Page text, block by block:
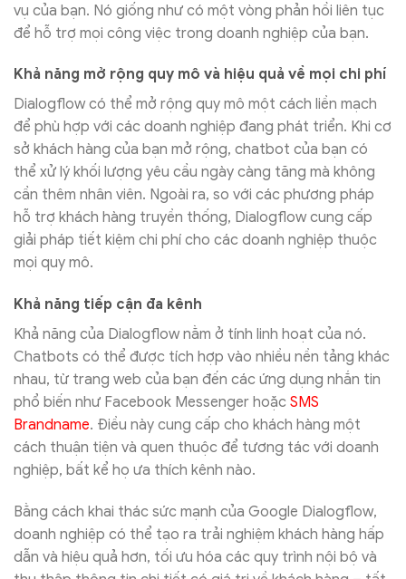
vụ của bạn. Nó giống như có một vòng phản hồi liên tục
để hỗ trợ mọi công việc trong doanh nghiệp của bạn.
Khả năng mở rộng quy mô và hiệu quả về mọi chi phí
Dialogflow có thể mở rộng quy mô một cách liền mạch
để phù hợp với các doanh nghiệp đang phát triển. Khi cơ
sở khách hàng của bạn mở rộng, chatbot của bạn có
thể xử lý khối lượng yêu cầu ngày càng tăng mà không
cần thêm nhân viên. Ngoài ra, so với các phương pháp
hỗ trợ khách hàng truyền thống, Dialogflow cung cấp
giải pháp tiết kiệm chi phí cho các doanh nghiệp thuộc
mọi quy mô.
Khả năng tiếp cận đa kênh
Khả năng của Dialogflow nằm ở tính linh hoạt của nó.
Chatbots có thể được tích hợp vào nhiều nền tảng khác
nhau, từ trang web của bạn đến các ứng dụng nhắn tin
phổ biến như Facebook Messenger hoặc SMS
Brandname. Điều này cung cấp cho khách hàng một
cách thuận tiện và quen thuộc để tương tác với doanh
nghiệp, bất kể họ ưa thích kênh nào.
Bằng cách khai thác sức mạnh của Google Dialogflow,
doanh nghiệp có thể tạo ra trải nghiệm khách hàng hấp
dẫn và hiệu quả hơn, tối ưu hóa các quy trình nội bộ và